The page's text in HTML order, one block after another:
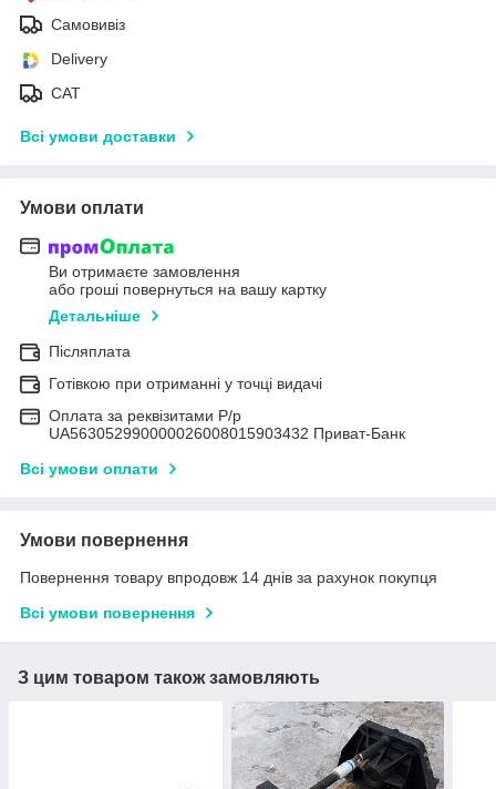
Самовивіз
Delivery
САТ
Всі умови доставки
Умови оплати
Ви отримаєте замовлення
або гроші повернуться на вашу картку
Детальніше
Післяплата
Готівкою при отриманні у точці видачі
Оплата за реквізитами Р/р
UA563052990000026008015903432 Приват-Банк
Всі умови оплати
Умови повернення
Повернення товару впродовж 14 днів за рахунок покупця
Всі умови повернення
З цим товаром також замовляють